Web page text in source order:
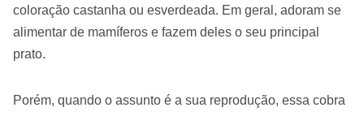
coloração castanha ou esverdeada. Em geral, adoram se
alimentar de mamíferos e fazem deles o seu principal
prato.
Porém, quando o assunto é a sua reprodução, essa cobra